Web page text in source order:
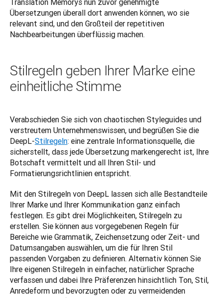
Translation Memorys nun zuvor genehmigte
Übersetzungen überall dort anwenden können, wo sie
relevant sind, und den Großteil der repetitiven
Nachbearbeitungen überflüssig machen.
Stilregeln geben Ihrer Marke eine
einheitliche Stimme
Verabschieden Sie sich von chaotischen Styleguides und
verstreutem Unternehmenswissen, und begrüßen Sie die
DeepL-Stilregeln: eine zentrale Informationsquelle, die
sicherstellt, dass jede Übersetzung markengerecht ist, Ihre
Botschaft vermittelt und all Ihren Stil- und
Formatierungsrichtlinien entspricht.
Mit den Stilregeln von DeepL lassen sich alle Bestandteile
Ihrer Marke und Ihrer Kommunikation ganz einfach
festlegen. Es gibt drei Möglichkeiten, Stilregeln zu
erstellen. Sie können aus vorgegebenen Regeln für
Bereiche wie Grammatik, Zeichensetzung oder Zeit- und
Datumsangaben auswählen, um die für Ihren Stil
passenden Vorgaben zu definieren. Alternativ können Sie
Ihre eigenen Stilregeln in einfacher, natürlicher Sprache
verfassen und dabei Ihre Präferenzen hinsichtlich Ton, Stil,
Anredeform und bevorzugten oder zu vermeidenden